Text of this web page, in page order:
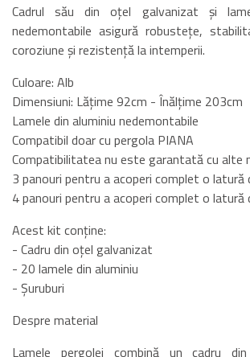
Cadrul său din oțel galvanizat și
nedemontabile asigură robustețe,
coroziune și rezistență la intemperii.
Culoare: Alb
Dimensiuni: Lățime 92cm - Înălțime 203cm
Lamele din aluminiu nedemontabile
Compatibil doar cu pergola PIANA
Compatibilitatea nu este garantată cu alte
3 panouri pentru a acoperi complet o latură
4 panouri pentru a acoperi complet o latură
Acest kit conține:
- Cadru din oțel galvanizat
- 20 lamele din aluminiu
- Șuruburi
Despre material
Lamele pergolei combină un cadru